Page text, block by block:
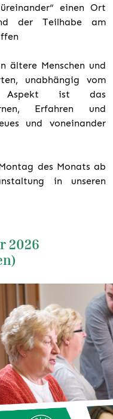
einen Ort
der Teilhabe am
ältere Menschen und
unabhängig vom
Aspekt ist das
Erfahren und
und voneinander
des Monats ab
in unseren
2026